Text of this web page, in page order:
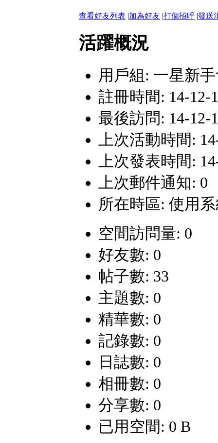
查看好友列表 |加為好友 |打個招呼 |發送
活躍概況
用戶組: 一星新
註冊時間: 14-12-
最後訪問: 14-12-
上次活動時間:
上次發表時間:
上次郵件通知: 0
所在時區: 使用
空間訪問量: 0
好友數: 0
帖子數: 33
主題數: 0
精華數: 0
記錄數: 0
日誌數: 0
相冊數: 0
分享數: 0
已用空間: 0 B